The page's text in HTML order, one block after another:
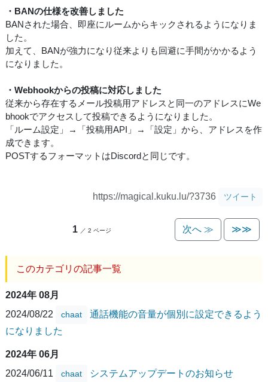
・BANの仕様を改善しました
BANされた場合、即座にルームからキックされるようになりま
した。
加えて、BANが強力になり従来よりも回避に手間がかかるよう
になりました。
・Webhookからの投稿に対応しました
従来から存在するメール投稿用アドレスと同一のアドレスにWe
bhookでアクセスして投稿できるようになりました。
「ルーム設定」→「投稿用API」→「設定」から、アドレスを作
成できます。
POSTするフォーマットはDiscordと同じです。
https://magical.kuku.lu/?3736 ツイート
1 ／ 2 ページ 次へ ≫ ≫≫
このカテゴリの記事一覧
2024年 08月
2024/08/22
chaat
通話機能の音量が個別に設定できるよう
になりました
2024年 06月
2024/06/11
chaat システムアップデートのお知らせ